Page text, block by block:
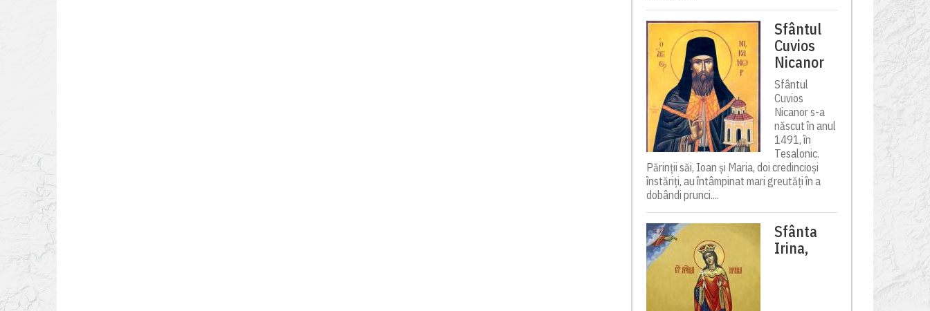
Sfântul
Cuvios
Nicanor
Sfântul
Cuvios
Nicanor s-a
născut în anul
1491, în
Tesalonic.
Părinții săi, Ioan și Maria, doi credincioși
înstăriți, au întâmpinat mari greutăți în a
dobândi prunci....
Sfânta
Irina,